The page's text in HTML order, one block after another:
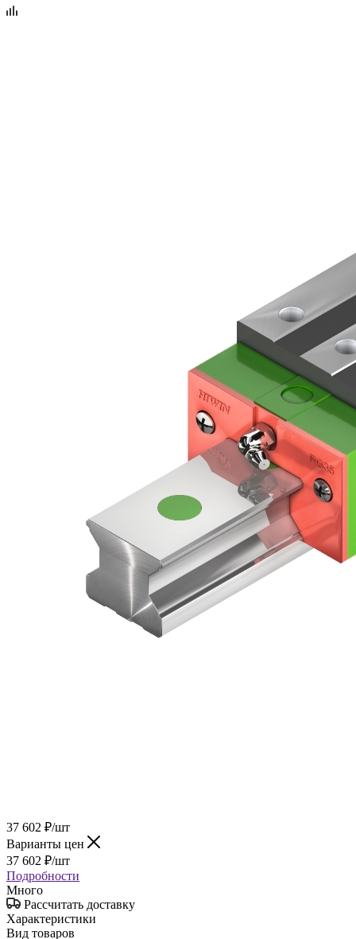
37 602 ₽/шт
Варианты цен
37 602 ₽/шт
Подробности
Много
Рассчитать доставку
Характеристики
Вид товаров